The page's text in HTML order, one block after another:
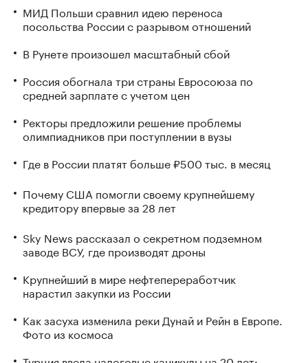
МИД Польши сравнил идею переноса
посольства России с разрывом отношений
В Рунете произошел масштабный сбой
Россия обогнала три страны Евросоюза по
средней зарплате с учетом цен
Ректоры предложили решение проблемы
олимпиадников при поступлении в вузы
Где в России платят больше ₽500 тыс. в месяц
Почему США помогли своему крупнейшему
кредитору впервые за 28 лет
Sky News рассказал о секретном подземном
заводе ВСУ, где производят дроны
Крупнейший в мире нефтепереработчик
нарастил закупки из России
Как засуха изменила реки Дунай и Рейн в Европе.
Фото из космоса